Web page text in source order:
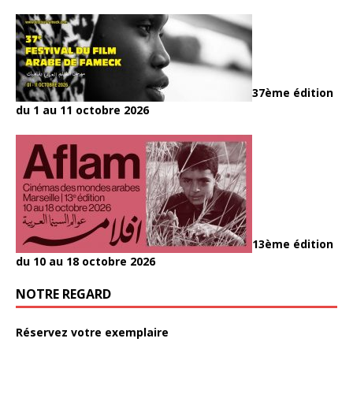
37ème édition
du 1 au 11 octobre 2026
13ème édition
du 10 au 18 octobre 2026
NOTRE REGARD
Réservez votre exemplaire